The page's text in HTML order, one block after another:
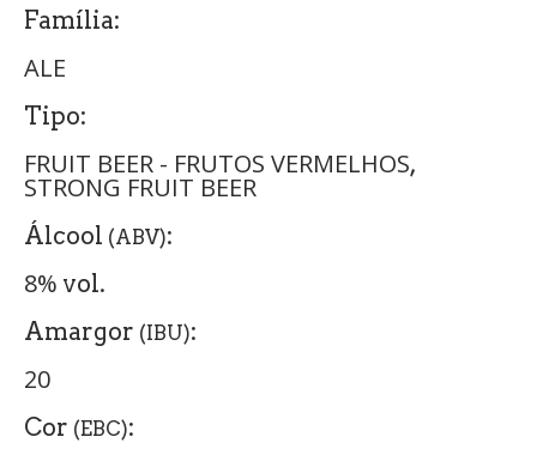
Família:
ALE
Tipo:
FRUIT BEER - FRUTOS VERMELHOS,
STRONG FRUIT BEER
Álcool (ABV):
8% vol.
Amargor (IBU):
20
Cor (EBC):